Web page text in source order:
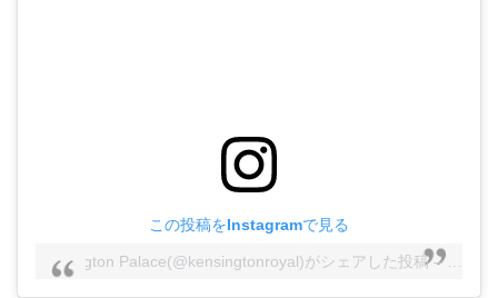
この投稿をInstagramで見る
Kensington Palace(@kensingtonroyal)がシェアした投稿–